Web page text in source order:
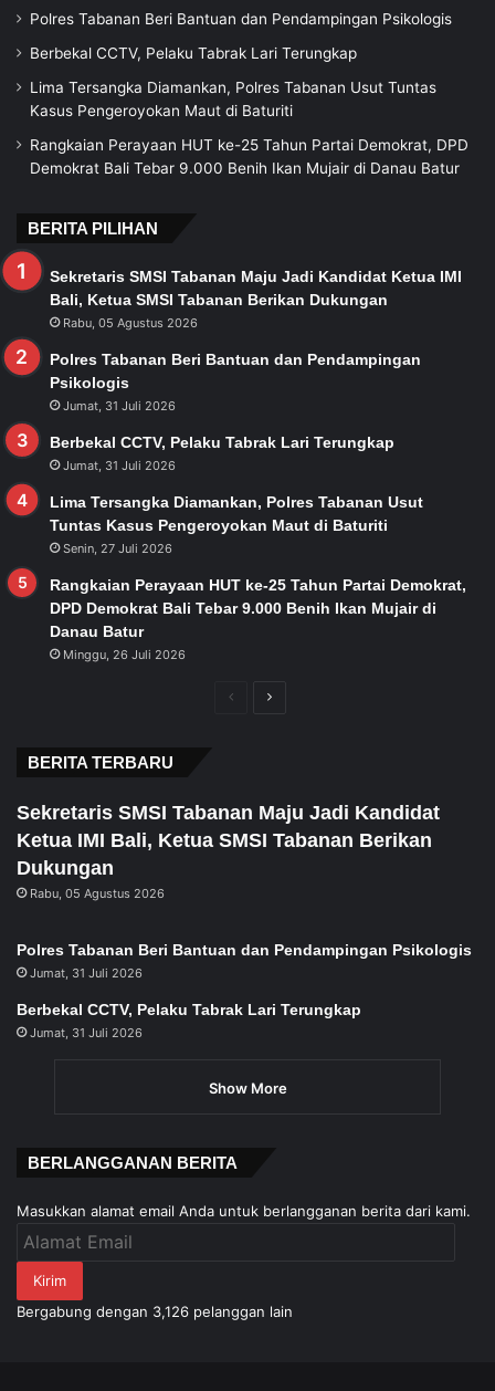
Polres Tabanan Beri Bantuan dan Pendampingan Psikologis
Berbekal CCTV, Pelaku Tabrak Lari Terungkap
Lima Tersangka Diamankan, Polres Tabanan Usut Tuntas
Kasus Pengeroyokan Maut di Baturiti
Rangkaian Perayaan HUT ke-25 Tahun Partai Demokrat, DPD
Demokrat Bali Tebar 9.000 Benih Ikan Mujair di Danau Batur
BERITA PILIHAN
Sekretaris SMSI Tabanan Maju Jadi Kandidat Ketua IMI
Bali, Ketua SMSI Tabanan Berikan Dukungan
Rabu, 05 Agustus 2026
Polres Tabanan Beri Bantuan dan Pendampingan
Psikologis
Jumat, 31 Juli 2026
Berbekal CCTV, Pelaku Tabrak Lari Terungkap
Jumat, 31 Juli 2026
Lima Tersangka Diamankan, Polres Tabanan Usut
Tuntas Kasus Pengeroyokan Maut di Baturiti
Senin, 27 Juli 2026
Rangkaian Perayaan HUT ke-25 Tahun Partai Demokrat,
DPD Demokrat Bali Tebar 9.000 Benih Ikan Mujair di
Danau Batur
Minggu, 26 Juli 2026
PreviousNext
BERITA TERBARU
Sekretaris SMSI Tabanan Maju Jadi Kandidat
Ketua IMI Bali, Ketua SMSI Tabanan Berikan
Dukungan
Rabu, 05 Agustus 2026
Polres Tabanan Beri Bantuan dan Pendampingan Psikologis
Jumat, 31 Juli 2026
Berbekal CCTV, Pelaku Tabrak Lari Terungkap
Jumat, 31 Juli 2026
Show More
BERLANGGANAN BERITA
Masukkan alamat email Anda untuk berlangganan berita dari kami.
Alamat
Kirim
Bergabung dengan 3,126 pelanggan lain